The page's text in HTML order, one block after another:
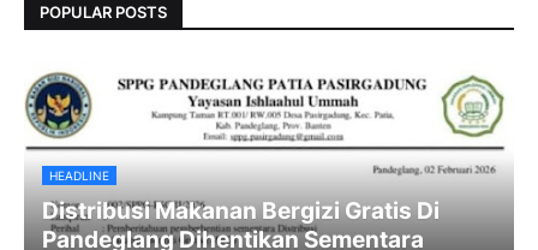
POPULAR POSTS
HEADLINE
Distribusi Makanan Bergizi Gratis Di
Pandeglang Dihentikan Sementara